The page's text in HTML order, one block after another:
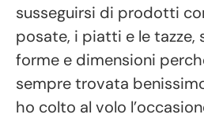
susseguirsi di prodotti
posate, i piatti e le tazze,
forme e dimensioni
sempre trovata
ho colto al volo